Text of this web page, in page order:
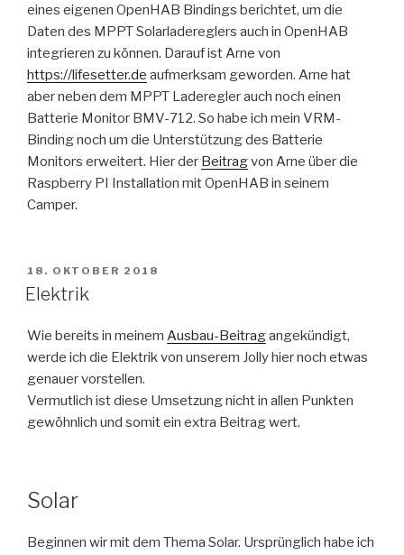
eines eigenen OpenHAB Bindings berichtet, um die
Daten des MPPT Solarladereglers auch in OpenHAB
integrieren zu können. Darauf ist Arne von
https://lifesetter.de aufmerksam geworden. Arne hat
aber neben dem MPPT Laderegler auch noch einen
Batterie Monitor BMV-712. So habe ich mein VRM-
Binding noch um die Unterstützung des Batterie
Monitors erweitert. Hier der Beitragvon Arne über die
Raspberry PI Installation mit OpenHAB in seinem
Camper.
VERÖFFENTLICHT
AM
18. OKTOBER 2018
Elektrik
Wie bereits in meinem Ausbau-Beitragangekündigt,
werde ich die Elektrik von unserem Jolly hier noch etwas
genauer vorstellen.
Vermutlich ist diese Umsetzung nicht in allen Punkten
gewöhnlich und somit ein extra Beitrag wert.
Solar
Beginnen wir mit dem Thema Solar. Ursprünglich habe ich